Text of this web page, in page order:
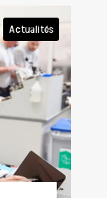
Actualités